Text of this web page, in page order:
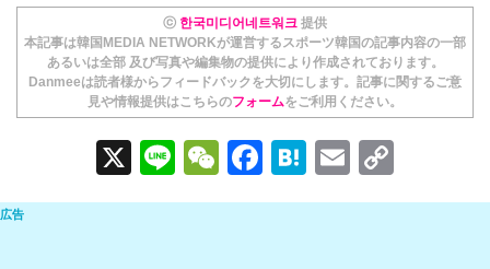
ⓒ 한국미디어네트워크 提供
本記事は韓国MEDIA NETWORKが運営するスポーツ韓国の記事内容の一部
あるいは全部 及び写真や編集物の提供により作成されております。
Danmeeは読者様からフィードバックを大切にします。記事に関するご意
見や情報提供はこちらのフォームをご利用ください。
X
Li
n
W
e
F
a
H
at
E
m o